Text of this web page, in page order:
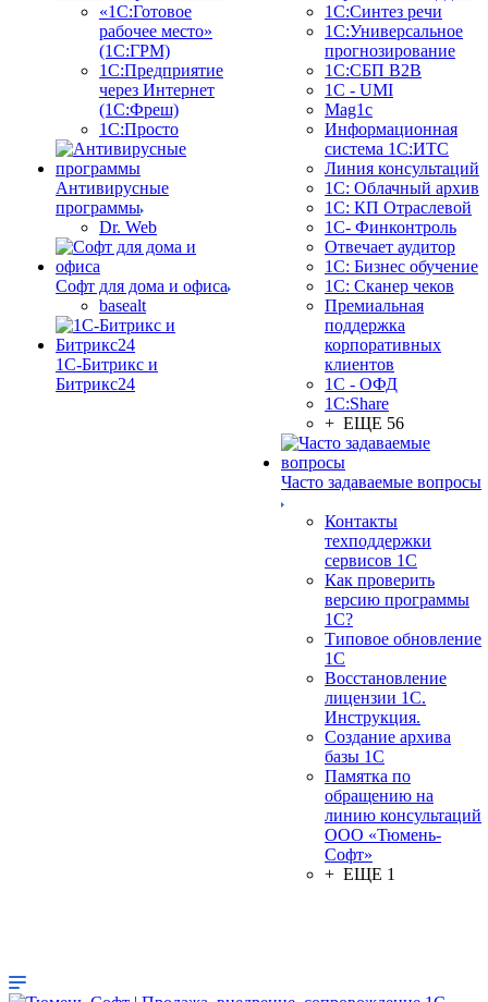
«1C:Готовое
рабочее место»
(1С:ГРМ)
1С:Предприятие
через Интернет
(1С:Фреш)
1С:Просто
Антивирусные
программы
Dr. Web
Софт для дома и офиса
basealt
1С-Битрикс и
Битрикс24
1С:Синтез речи
1С:Универсальное
прогнозирование
1С:СБП B2B
1C - UMI
Mag1c
Информационная
система 1С:ИТС
Линия консультаций
1С: Облачный архив
1С: КП Отраслевой
1С- Финконтроль
Отвечает аудитор
1С: Бизнес обучение
1С: Сканер чеков
Премиальная
поддержка
корпоративных
клиентов
1С - ОФД
1С:Share
+ ЕЩЕ 56
Часто задаваемые вопросы
Контакты
техподдержки
сервисов 1С
Как проверить
версию программы
1С?
Типовое обновление
1С
Восстановление
лицензии 1С.
Инструкция.
Создание архива
базы 1С
Памятка по
обращению на
линию консультаций
ООО «Тюмень-
Софт»
+ ЕЩЕ 1